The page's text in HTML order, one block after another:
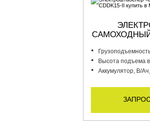
САМОХОДНЫЙ
Высота подъема
Аккумулятор, В/Ач